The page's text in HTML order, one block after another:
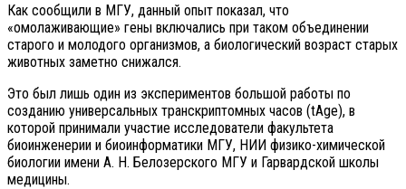
Как сообщили в МГУ, данный опыт показал, что
«омолаживающие» гены включались при таком объединении
старого и молодого организмов, а биологический возраст старых
животных заметно снижался.
Это был лишь один из экспериментов большой работы по
созданию универсальных транскриптомных часов (tAge), в
которой принимали участие исследователи факультета
биоинженерии и биоинформатики МГУ, НИИ физико-химической
биологии имени А. Н. Белозерского МГУ и Гарвардской школы
медицины.